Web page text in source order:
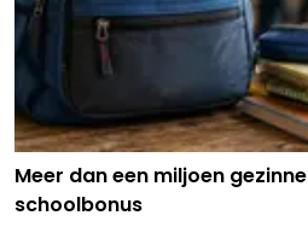
Meer dan een miljoen
schoolbonus